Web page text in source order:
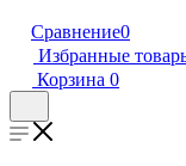
Сравнение0
Избранные
Корзина 0